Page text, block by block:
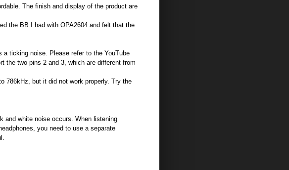
The finish and display of the product are
the BB I had with OPA2604 and felt that the
ticking noise. Please refer to the YouTube
the two pins 2 and 3, which are different from
786kHz, but it did not work properly. Try the
and white noise occurs. When listening
you need to use a separate